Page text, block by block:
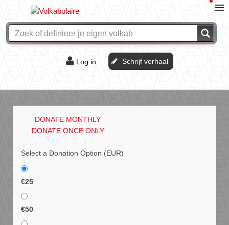
Log in Schrijf verhaal
DONATE MONTHLY
DONATE ONCE ONLY
Select a Donation Option (EUR)
€25
€50